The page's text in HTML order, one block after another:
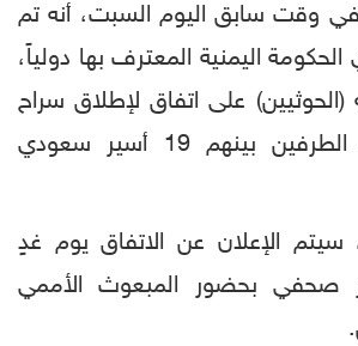
وقت سابق اليوم السبت، أنه تم
اليمنية المعترف بها دولياً،
(الحوثيين) على اتفاق لإطلاق سراح
1081 أسير من الطرفين بينهم 19 أسير سعودي
الإعلان عن الاتفاق يوم غدٍ
صحفي بحضور المبعوث الأممي